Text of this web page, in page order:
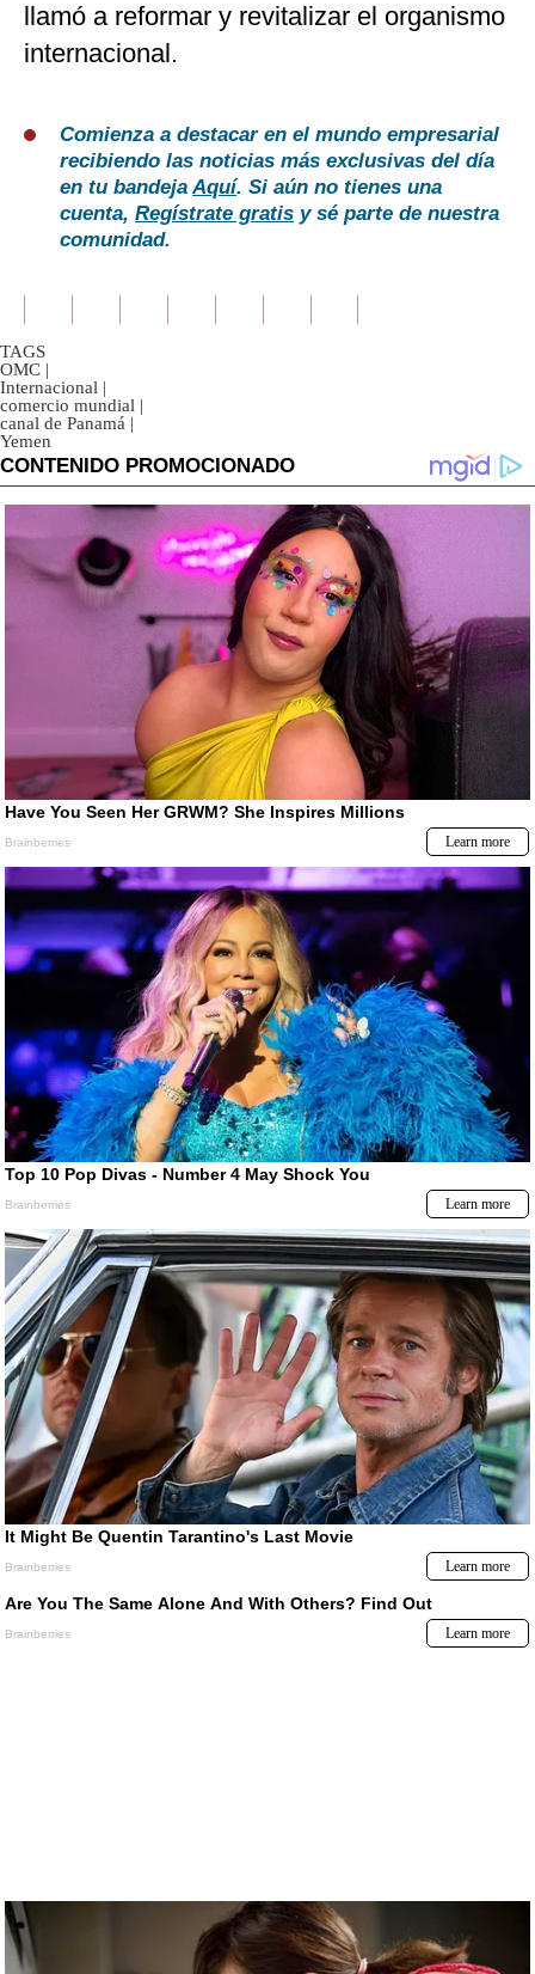
llamó a reformar y revitalizar el organismo
internacional.
Comienza a destacar en el mundo empresarial
recibiendo las noticias más exclusivas del día
en tu bandejaAquí. Si aún no tienes una
cuenta, Regístrate gratis y sé parte de nuestra
comunidad.
TAGS
OMC |
Internacional |
comercio mundial |
canal de Panamá |
Yemen